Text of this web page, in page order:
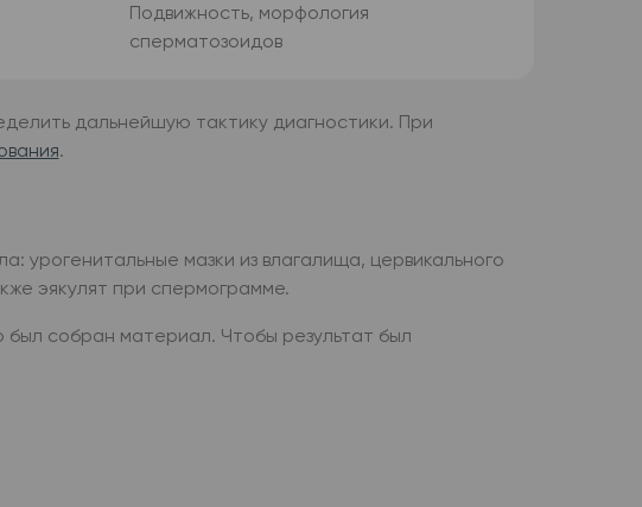
Подвижность, морфология
сперматозоидов
дальнейшую тактику диагностики. При
.
урогенитальные мазки из влагалища, цервикального
эякулят при спермограмме.
был собран материал. Чтобы результат был